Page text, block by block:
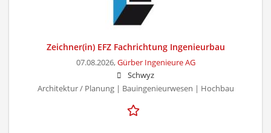
Zeichner(in) EFZ Fachrichtung Ingenieurbau
07.08.2026,Gürber Ingenieure AG
Schwyz
Architektur / Planung | Bauingenieurwesen | Hochbau